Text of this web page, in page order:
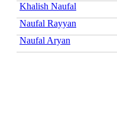
Khalish Naufal
Naufal Rayyan
Naufal Aryan